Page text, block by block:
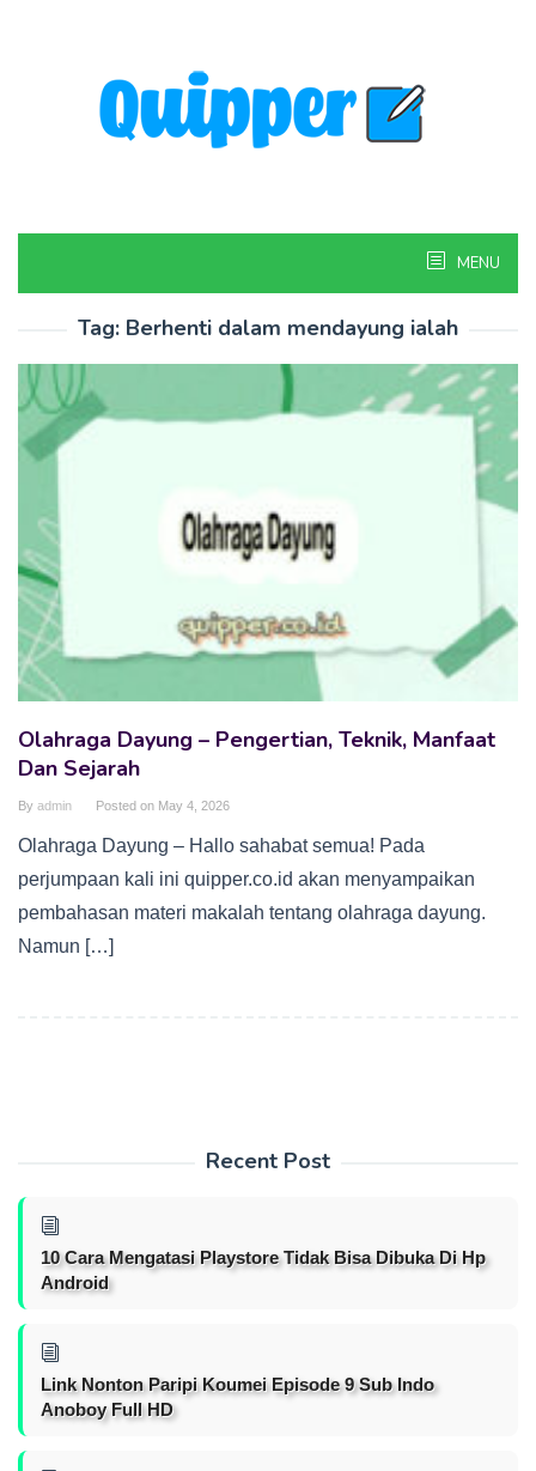
MENU
Tag: Berhenti dalam mendayung ialah
Olahraga Dayung – Pengertian, Teknik, Manfaat
Dan Sejarah
By admin Posted on May 4, 2026
Olahraga Dayung – Hallo sahabat semua! Pada
perjumpaan kali ini quipper.co.id akan menyampaikan
pembahasan materi makalah tentang olahraga dayung.
Namun […]
Recent Post
10 Cara Mengatasi Playstore Tidak Bisa Dibuka Di Hp
Android
Link Nonton Paripi Koumei Episode 9 Sub Indo
Anoboy Full HD